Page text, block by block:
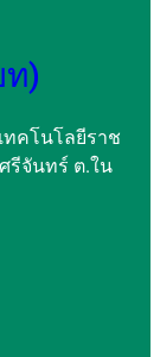
)
คโนโลยีราช
รีจันทร์ ต.ใน